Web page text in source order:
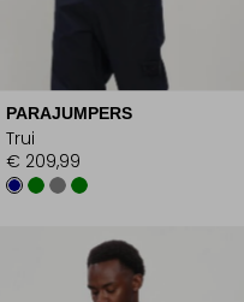
PARAJUMPERS
Trui
€ 209,99